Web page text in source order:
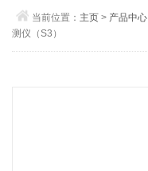
当前位置： 主页 > 产品中心
测仪（S3）